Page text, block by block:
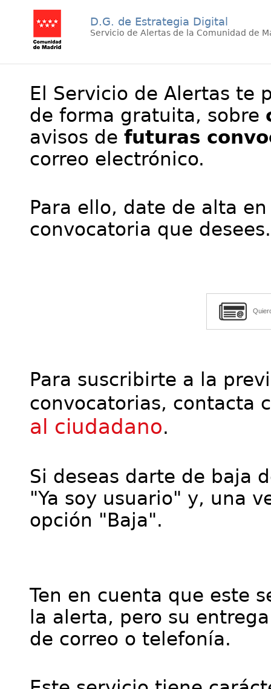
D.G. de Estrategia Digital
Servicio de Alertas de la Comunidad de
El Servicio de Alertas te
de forma gratuita, sobre
avisos de futuras
correo electrónico.
Para ello, date de alta
convocatoria que desees.
Para suscribirte a la
convocatorias, contacta
al ciudadano.
Si deseas darte de baja
"Ya soy usuario" y, una
opción "Baja".
Ten en cuenta que este
la alerta, pero su
de correo o telefonía.